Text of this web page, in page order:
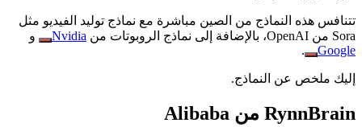
تتنافس هذه النماذج من الصين مباشرة مع نماذج توليد الفيديو مثل
Sora من OpenAI، بالإضافة إلى نماذج الروبوتات من
Nvidia
و
Google
.
إليك ملخص عن النماذج.
RynnBrain من Alibaba